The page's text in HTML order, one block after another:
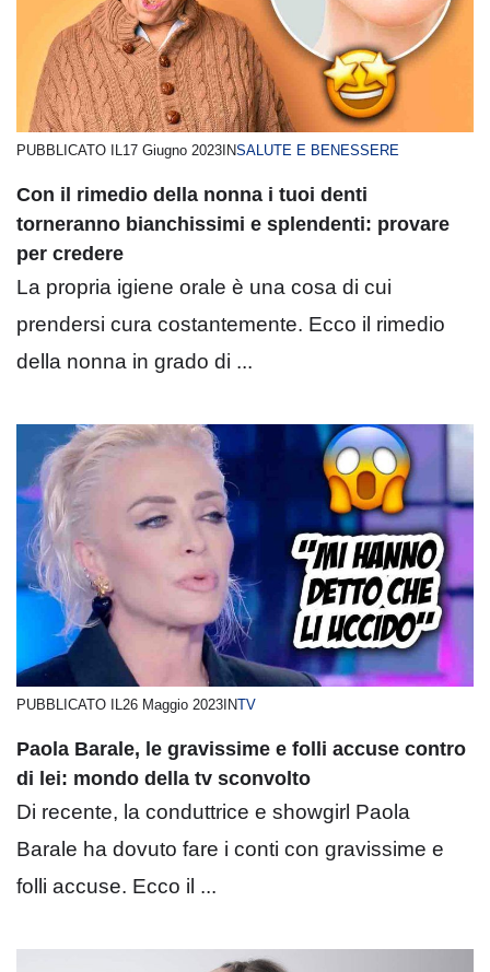
PUBBLICATO IL 17 Giugno 2023 INSALUTE E BENESSERE
Con il rimedio della nonna i tuoi denti
torneranno bianchissimi e splendenti: provare
per credere
La propria igiene orale è una cosa di cui
prendersi cura costantemente. Ecco il rimedio
della nonna in grado di ...
PUBBLICATO IL 26 Maggio 2023 INTV
Paola Barale, le gravissime e folli accuse contro
di lei: mondo della tv sconvolto
Di recente, la conduttrice e showgirl Paola
Barale ha dovuto fare i conti con gravissime e
folli accuse. Ecco il ...